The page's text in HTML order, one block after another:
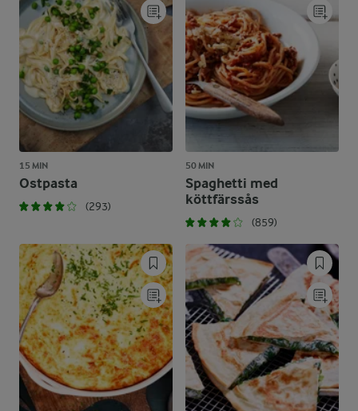
15 MIN
Ostpasta
(293)
50 MIN
Spaghetti med
köttfärssås
(859)